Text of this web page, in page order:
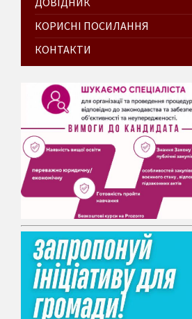
КОРИСНІ ПОСИЛАННЯ
КОНТАКТИ